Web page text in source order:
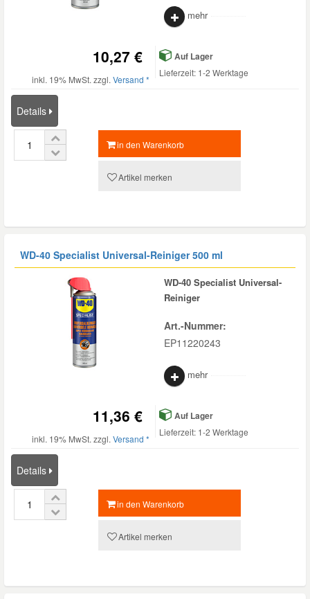
mehr
10,27 €
inkl. 19% MwSt. zzgl. Versand *
Auf Lager
Lieferzeit: 1-2 Werktage
Details
in den Warenkorb
Artikel merken
WD-40 Specialist Universal-Reiniger 500 ml
WD-40 Specialist Universal-
Reiniger
Art.-Nummer:
EP11220243
mehr
11,36 €
inkl. 19% MwSt. zzgl. Versand *
Auf Lager
Lieferzeit: 1-2 Werktage
Details
in den Warenkorb
Artikel merken